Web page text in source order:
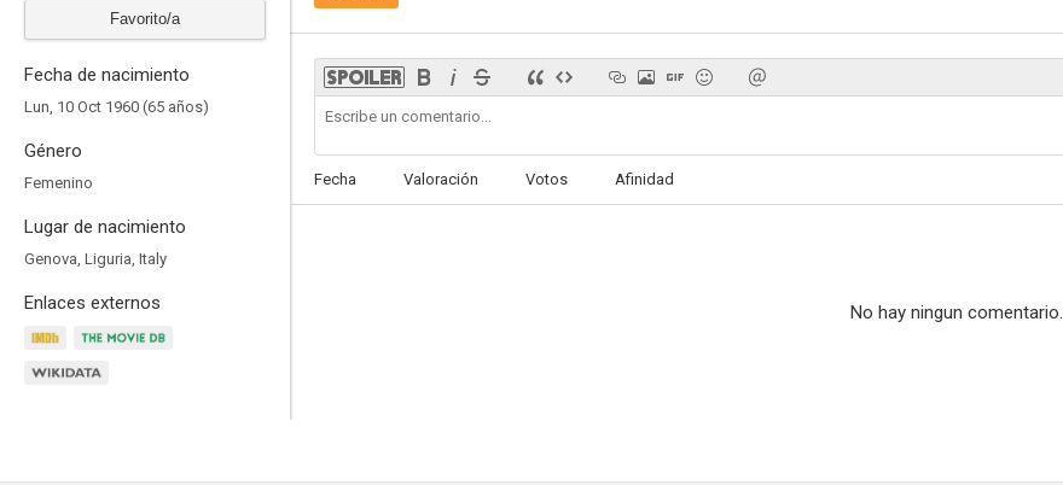
Favorito/a
Fecha de nacimiento
Lun, 10 Oct 1960 (65 años)
Género
Femenino
Lugar de nacimiento
Genova, Liguria, Italy
Enlaces externos
Fecha Valoración Votos Afinidad
No hay ningun comentario.